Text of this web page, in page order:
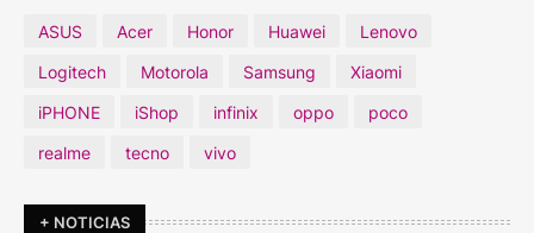
ASUS Acer Honor Huawei
Lenovo
Logitech
Motorola Samsung
Xiaomi
iPHONE
iShop infinix oppo
poco
realme
tecno vivo
+ NOTICIAS